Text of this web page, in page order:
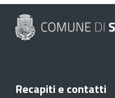
Recapiti e contatti